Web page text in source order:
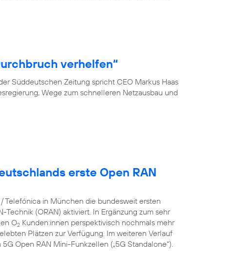
verhelfen“
Süddeutschen Zeitung spricht CEO Markus Haas
Wege zum schnelleren Netzausbau und
erste Open RAN
/ Telefónica in München die bundesweit ersten
(ORAN) aktiviert. In Ergänzung zum sehr
O2 Kunden:innen perspektivisch nochmals mehr
Plätzen zur Verfügung. Im weiteren Verlauf
Open RAN Mini-Funkzellen („5G Standalone“).